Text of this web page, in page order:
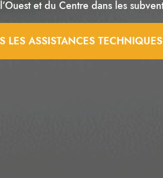
et du Centre dans les
LES ASSISTANCES TECHNIQUES